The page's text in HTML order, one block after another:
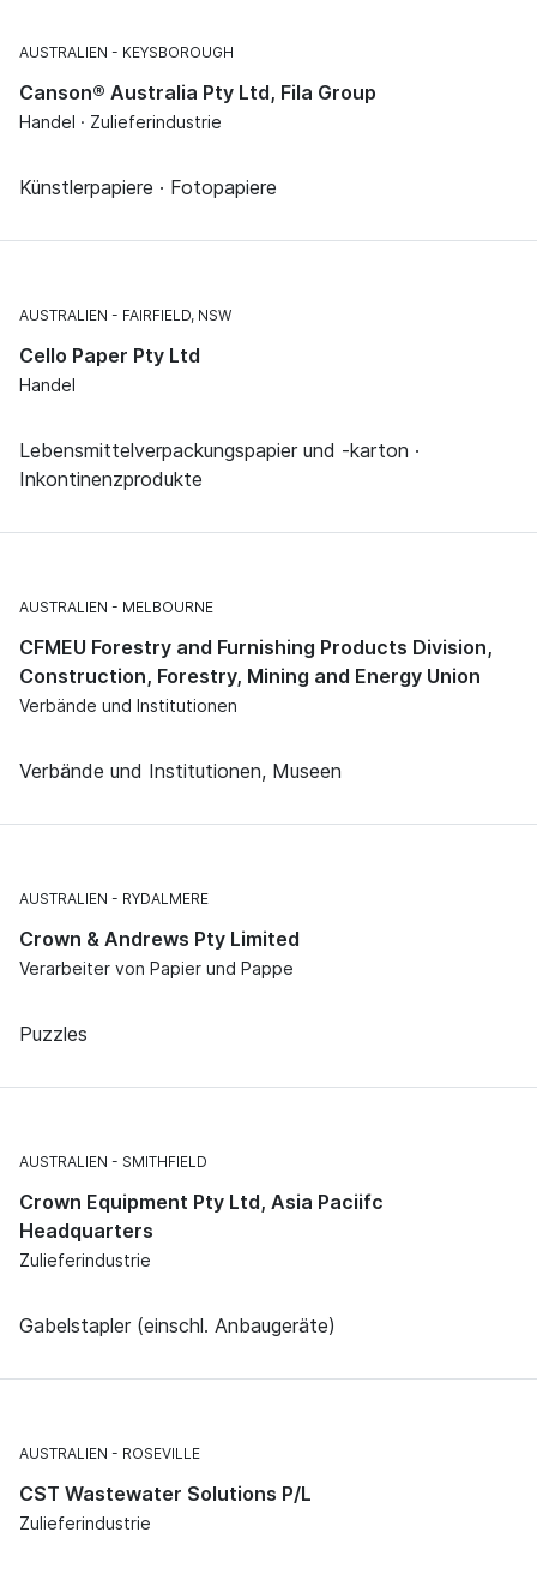
AUSTRALIEN KEYSBOROUGH
Canson® Australia Pty Ltd, Fila Group
Handel · Zulieferindustrie
Künstlerpapiere · Fotopapiere
AUSTRALIEN FAIRFIELD, NSW
Cello Paper Pty Ltd
Handel
Lebensmittelverpackungspapier und -karton ·
Inkontinenzprodukte
AUSTRALIEN MELBOURNE
CFMEU Forestry and Furnishing Products Division,
Construction, Forestry, Mining and Energy Union
Verbände und Institutionen
Verbände und Institutionen, Museen
AUSTRALIEN RYDALMERE
Crown & Andrews Pty Limited
Verarbeiter von Papier und Pappe
Puzzles
AUSTRALIEN SMITHFIELD
Crown Equipment Pty Ltd, Asia Paciifc
Headquarters
Zulieferindustrie
Gabelstapler (einschl. Anbaugeräte)
AUSTRALIEN ROSEVILLE
CST Wastewater Solutions P/L
Zulieferindustrie